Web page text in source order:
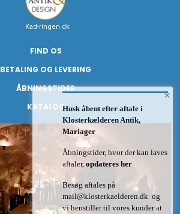
Kad-ringen.dk
FIND OS
BETALING OG LEVERING
ÅBNINGSTIDER
KATALOG
×
Husk åbent efter aftale i
Klosterkælderen Antik,
Mariager
Åbningstider, hvor der kan laves
aftaler, opdateres her
Besøg aftales på
mail@klosterkaelderen.dk og
vi henstiller til vores kunder at